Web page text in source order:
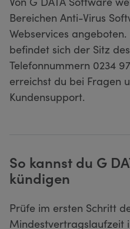
Bereichen Anti-Virus
Webservices
befindet sich der Sitz
Telefonnummern 0234
erreichst du bei Fragen
Kundensupport.
So kannst du G
kündigen
Prüfe im ersten Schritt
Mindestvertragslaufzeit